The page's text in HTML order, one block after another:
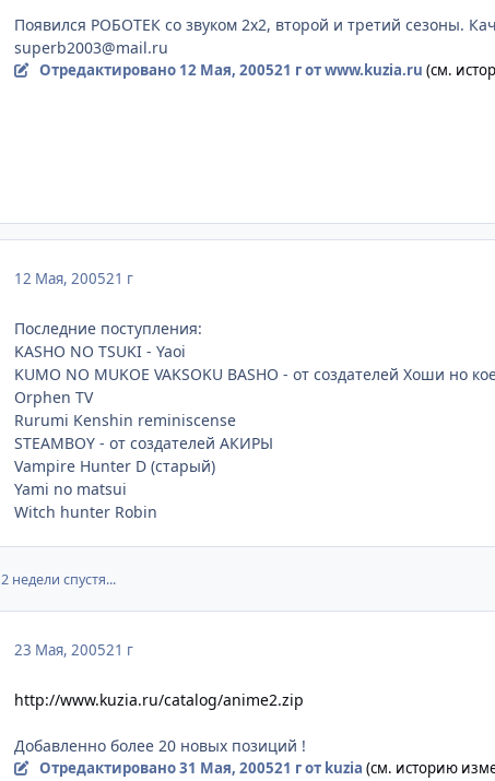
Появился РОБОТЕК со звуком 2х2, второй и третий сезоны.
superb2003@mail.ru
Отредактировано 12 Мая, 200521 гот www.kuzia.ru (см.
12 Мая, 200521 г
Последние поступления:
KASHO NO TSUKI - Yaoi
KUMO NO MUKOE VAKSOKU BASHO - от создателей Хоши но
Orphen TV
Rurumi Kenshin reminiscense
STEAMBOY - от создателей АКИРЫ
Vampire Hunter D (старый)
Yami no matsui
Witch hunter Robin
2 недели спустя...
23 Мая, 200521 г
http://www.kuzia.ru/catalog/anime2.zip
Добавленно более 20 новых позиций !
Отредактировано31 Мая, 200521 гот kuzia (см. историю